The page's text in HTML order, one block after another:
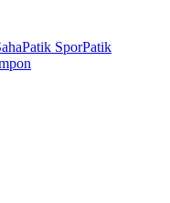
Patik SporPatik